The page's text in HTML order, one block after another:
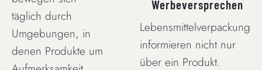
täglich durch
Umgebungen, in
denen Produkte um
Werbeversprechen
Lebensmittelverpackungen
informieren nicht nur
über ein Produkt.